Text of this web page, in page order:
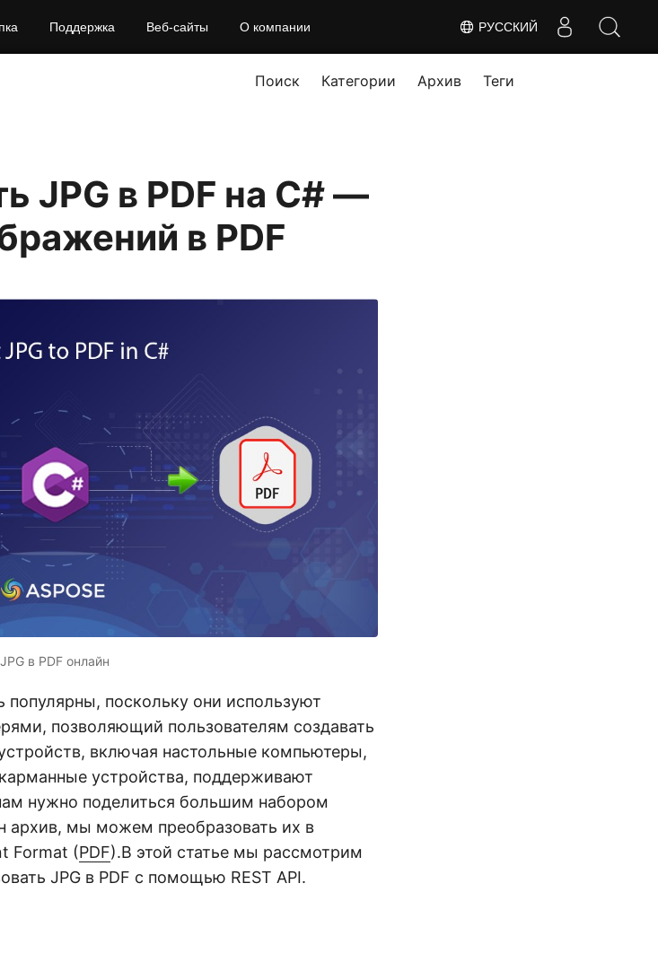
РУССКИЙ
Поддержка Веб-сайты О компании
Поиск Категории Архив Теги
JPG в PDF на C# —
в PDF
JPG в PDF онлайн
популярны, поскольку они используют
позволяющий пользователям создавать
включая настольные компьютеры,
устройства, поддерживают
нужно поделиться большим набором
архив, мы можем преобразовать их в
Format (PDF).В этой статье мы рассмотрим
JPG в PDF с помощью REST API.